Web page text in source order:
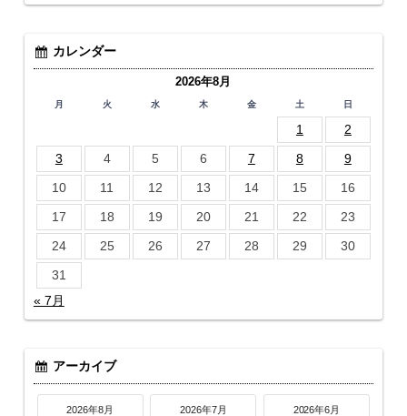
カレンダー
2026年8月
月 火 水 木 金 土 日
1
2
3
4 5 6 7 8
9
10
11 12 13 14 15
16
17
18 19 20 21 22
23
24
25 26 27 28 29
30
31
« 7月
アーカイブ
2026年8月 2026年7月 2026年6月